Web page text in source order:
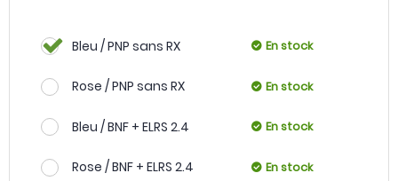
Bleu / PNP sans RX En stock
Rose / PNP sans RX En stock
Bleu / BNF + ELRS 2.4 En stock
Rose / BNF + ELRS 2.4 En stock